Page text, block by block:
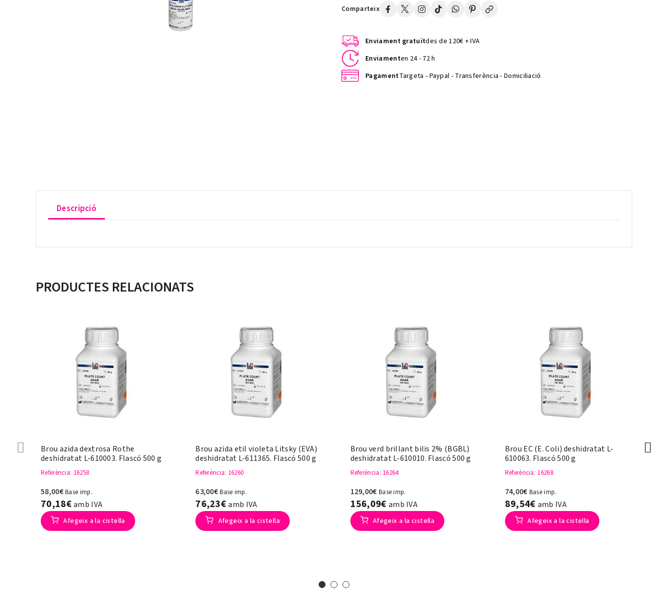
Comparteix
Enviament gratuïtdes de 120€ + IVA
Enviamenten 24 - 72 h
PagamentTargeta - Paypal - Transferència - Domiciliació
Descripció
PRODUCTES RELACIONATS
Brou azida dextrosa Rothe
deshidratat L-610003. Flascó 500 g
Referència: 16258
58,00€Base imp.
70,18€amb IVA
Afegeix a la cistella
Brou azida etil violeta Litsky (EVA)
deshidratat L-611365. Flascó 500 g
Referència: 16260
63,00€Base imp.
76,23€amb IVA
Afegeix a la cistella
Brou verd brillant bilis 2% (BGBL)
deshidratat L-610010. Flascó 500 g
Referència: 16264
129,00€ Base imp.
156,09€ amb IVA
Afegeix a la cistella
Brou EC (E. Coli) deshidratat L-
610063. Flascó 500 g
Referència: 16268
74,00€ Base imp.
89,54€ amb IVA
Afegeix a la cistella